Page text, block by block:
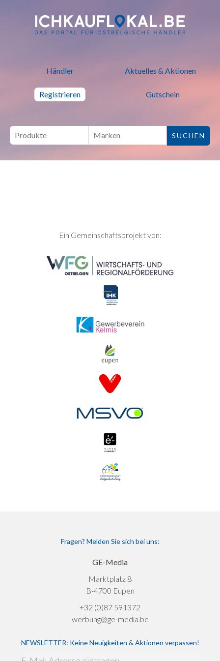
ich kauf lokal - Bei lokalen
Händler Aktuelles & Aktionen
Registrieren Gutschein
SEITENFUSSEin Gemeinschaftsprojekt von:
Fragen? Melden Sie sich bei uns:
GE-Media
Marktplatz 8
B-4700 Eupen
+32 (0)87 591372
werbung@ge-media.be
NEWSLETTER: Keine Neuigkeiten & Aktionen verpassen!